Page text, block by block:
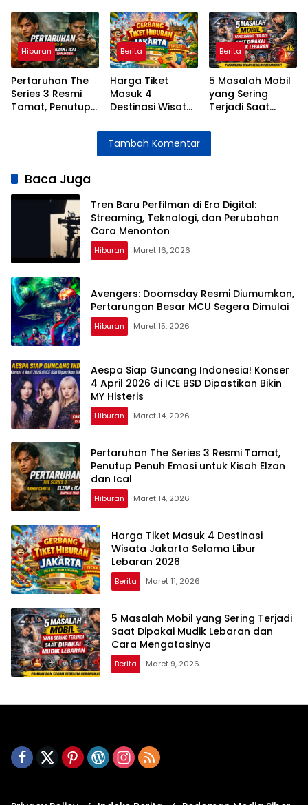
Teknologi, dan
Perubahan Cara
Menonton
Besar MCU
Segera Dimulai
2026 di ICE BSD
Dipastikan Bikin
MY Histeris
Hiburan
Pertaruhan The
Series 3 Resmi
Tamat, Penutup
Berita
Harga Tiket
Masuk 4
Destinasi Wisata
Libur Lebaran
2026
Berita
5 Masalah Mobil
yang Sering
Terjadi Saat
Lebaran dan
Mengatasinya
Tambah Komentar
Baca Juga
Tren Baru Perfilman di Era Digital:
Streaming, Teknologi, dan Perubahan
Cara Menonton
Hiburan Maret 16, 2026
Avengers: Doomsday Resmi Diumumkan,
Pertarungan Besar MCU Segera Dimulai
Hiburan Maret 15, 2026
Aespa Siap Guncang Indonesia! Konser
4 April 2026 di ICE BSD Dipastikan Bikin
MY Histeris
Hiburan Maret 14, 2026
Pertaruhan The Series 3 Resmi Tamat,
Penutup Penuh Emosi untuk Kisah Elzan
dan Ical
Hiburan Maret 14, 2026
Harga Tiket Masuk 4 Destinasi
Wisata Jakarta Selama Libur
Lebaran 2026
Berita Maret 11, 2026
5 Masalah Mobil yang Sering Terjadi
Saat Dipakai Mudik Lebaran dan
Cara Mengatasinya
Berita Maret 9, 2026